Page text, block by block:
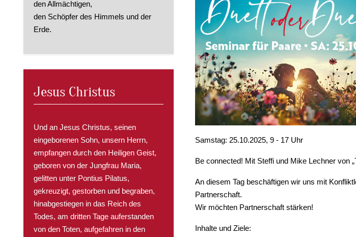
den Allmächtigen,
den Schöpfer des Himmels und der
Erde.
Jesus Christus
Und an Jesus Christus, seinen
eingeborenen Sohn, unsern Herrn,
empfangen durch den Heiligen Geist,
geboren von der Jungfrau Maria,
gelitten unter Pontius Pilatus,
gekreuzigt, gestorben und begraben,
hinabgestiegen in das Reich des
Todes, am dritten Tage auferstanden
von den Toten, aufgefahren in den
Samstag: 25.10.2025, 9 - 17 Uhr
Be connected! Mit Steffi und Mike Lechner von
An diesem Tag beschäftigen wir uns mit
Partnerschaft.
Wir möchten Partnerschaft stärken!
Inhalte und Ziele: